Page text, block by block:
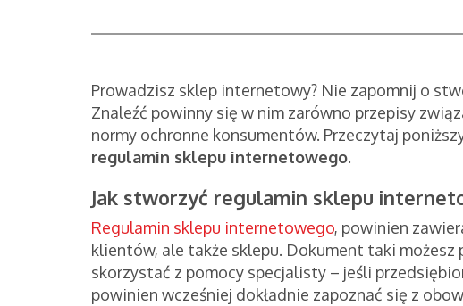
Prowadzisz sklep internetowy? Nie zapomnij o
Znaleźć powinny się w nim zarówno przepisy
normy ochronne konsumentów. Przeczytaj
regulamin sklepu internetowego.
Jak stworzyć regulamin sklepu
Regulamin sklepu internetowego, powinien
klientów, ale także sklepu. Dokument taki
skorzystać z pomocy specjalisty – jeśli
powinien wcześniej dokładnie zapoznać się z